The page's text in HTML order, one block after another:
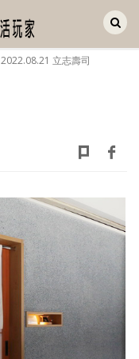
2022.08.21 立志壽司